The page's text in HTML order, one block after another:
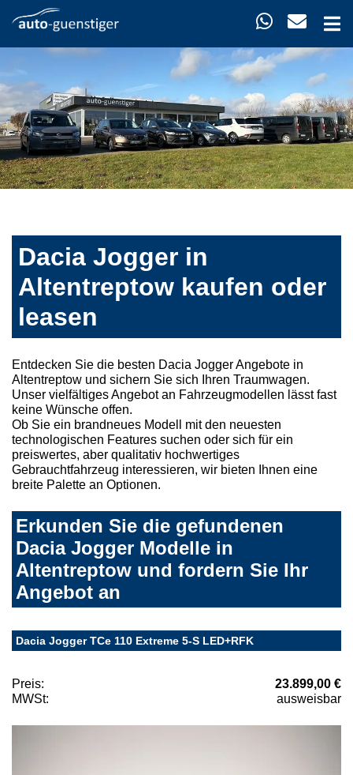
Dacia Jogger in
Altentreptow kaufen oder
leasen
Entdecken Sie die besten Dacia Jogger Angebote in
Altentreptow und sichern Sie sich Ihren Traumwagen.
Unser vielfältiges Angebot an Fahrzeugmodellen lässt fast
keine Wünsche offen.
Ob Sie ein brandneues Modell mit den neuesten
technologischen Features suchen oder sich für ein
preiswertes, aber qualitativ hochwertiges
Gebrauchtfahrzeug interessieren, wir bieten Ihnen eine
breite Palette an Optionen.
Erkunden Sie die gefundenen
Dacia Jogger Modelle in
Altentreptow und fordern Sie Ihr
Angebot an
Dacia Jogger TCe 110 Extreme 5-S LED+RFK
Preis:
23.899,00 €
MWSt:
ausweisbar